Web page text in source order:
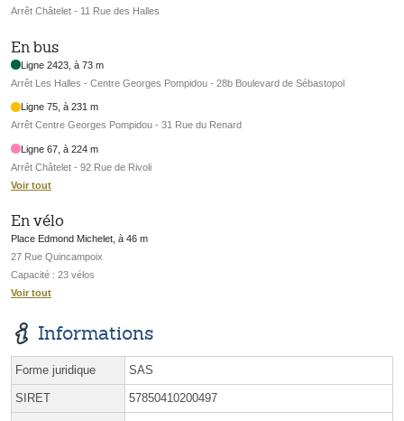
Arrêt Châtelet - 11 Rue des Halles
En bus
Ligne 2423, à 73 m
Arrêt Les Halles - Centre Georges Pompidou - 28b Boulevard de Sébastopol
Ligne 75, à 231 m
Arrêt Centre Georges Pompidou - 31 Rue du Renard
Ligne 67, à 224 m
Arrêt Châtelet - 92 Rue de Rivoli
Voir tout
En vélo
Place Edmond Michelet, à 46 m
27 Rue Quincampoix
Capacité : 23 vélos
Voir tout
Informations
Forme juridique SAS
SIRET 57850410200497